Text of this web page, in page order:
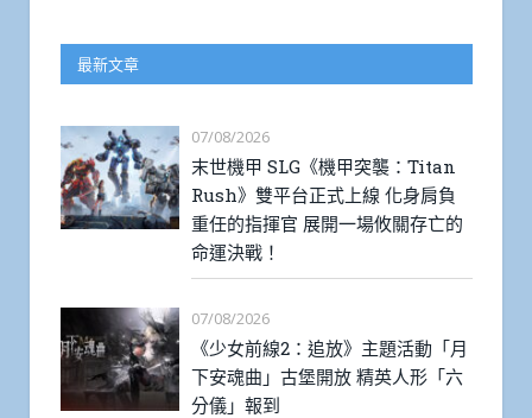
最新文章
07/08/2026
末世機甲 SLG《機甲突襲：Titan
Rush》雙平台正式上線 化身肩負
重任的指揮官 展開一場攸關存亡的
命運決戰！
07/08/2026
《少女前線2：追放》主題活動「月
下安魂曲」古堡開放 精英人形「六
分儀」報到